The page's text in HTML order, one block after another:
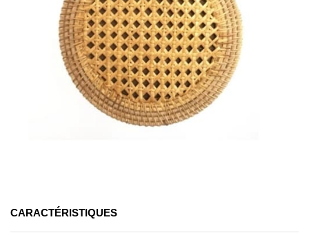
CARACTÉRISTIQUES